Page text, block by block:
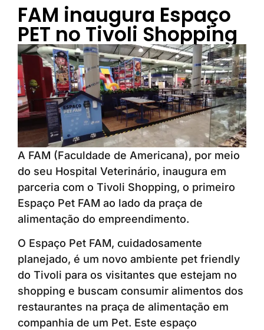
FAM inaugura Espaço
PET no Tivoli Shopping
A FAM (Faculdade de Americana), por meio
do seu Hospital Veterinário, inaugura em
parceria com o Tivoli Shopping, o primeiro
Espaço Pet FAM ao lado da praça de
alimentação do empreendimento.
O Espaço Pet FAM, cuidadosamente
planejado, é um novo ambiente pet friendly
do Tivoli para os visitantes que estejam no
shopping e buscam consumir alimentos dos
restaurantes na praça de alimentação em
companhia de um Pet. Este espaço